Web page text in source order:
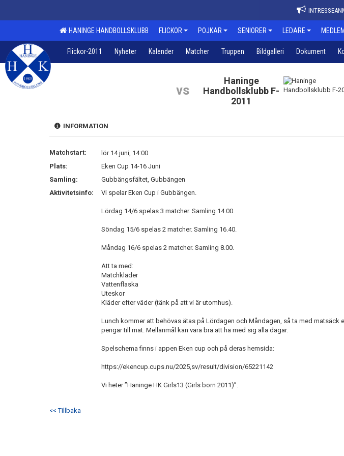
HANINGE HANDBOLLSKLUBB FLICKOR POJKAR SENIORER LEDARE
Flickor-2011 Nyheter Kalender Matcher Truppen Bildgalleri Dokument
vs
Haninge
Handbollsklubb F-
2011
INFORMATION
Matchstart:
lör 14 juni, 14:00
Plats:
Eken Cup 14-16 Juni
Samling:
Gubbängsfältet, Gubbängen
Aktivitetsinfo:
Vi spelar Eken Cup i Gubbängen.
Lördag 14/6 spelas 3 matcher. Samling 14.00.
Söndag 15/6 spelas 2 matcher. Samling 16.40.
Måndag 16/6 spelas 2 matcher. Samling 8.00.
Att ta med:
Matchkläder
Vattenflaska
Uteskor
Kläder efter väder (tänk på att vi är utomhus).
Lunch kommer att behövas ätas på Lördagen och Måndagen, så ta med matsäck
pengar till mat. Mellanmål kan vara bra att ha med sig alla dagar.
Spelschema finns i appen Eken cup och på deras hemsida:
https://ekencup.cups.nu/2025,sv/result/division/65221142
Vi heter ”Haninge HK Girls13 (Girls born 2011)”.
<< Tillbaka